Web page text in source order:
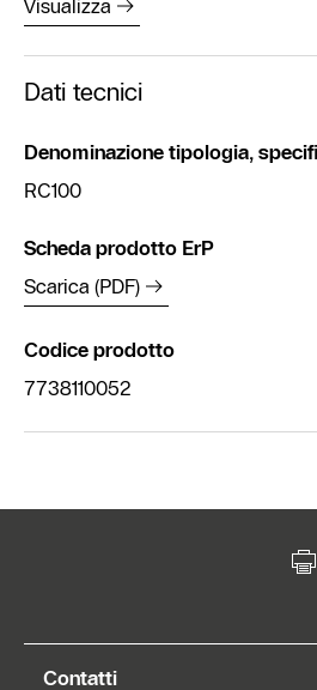
Visualizza
Dati tecnici
Denominazione tipologia,
RC100
Scheda prodotto ErP
Scarica (PDF)
Codice prodotto
7738110052
Contatti